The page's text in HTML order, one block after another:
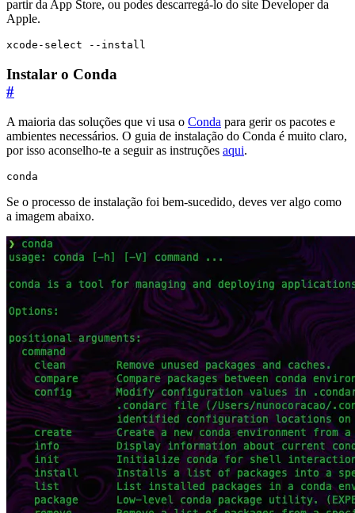
partir da App Store, ou podes descarregá-lo do site Developer da
Apple.
xcode-select --install
Instalar o Conda
#
A maioria das soluções que vi usa o Conda para gerir os pacotes e
ambientes necessários. O guia de instalação do Conda é muito claro,
por isso aconselho-te a seguir as instruções aqui.
conda
Se o processo de instalação foi bem-sucedido, deves ver algo como
a imagem abaixo.